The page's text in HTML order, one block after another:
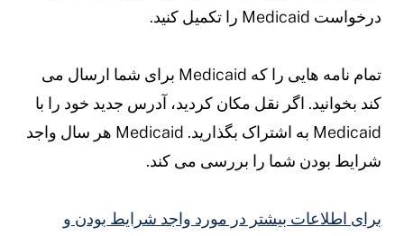
درخواست Medicaid را تکمیل کنید.
تمام نامه هایی را که Medicaid برای شما ارسال می
کند بخوانید. اگر نقل مکان کردید، آدرس جدید خود را با
Medicaid به اشتراک بگذارید. Medicaid هر سال واجد
شرایط بودن شما را بررسی می کند.
برای اطلاعات بیشتر در مورد واجد شرایط بودن و